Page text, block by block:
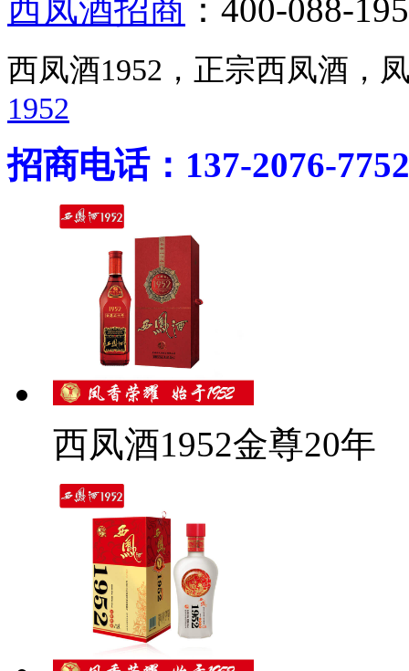
西凤酒招商 ：400-088-
西凤酒1952，正宗西凤酒
1952
招商电话：137-2076-7752
西凤酒1952金尊20年